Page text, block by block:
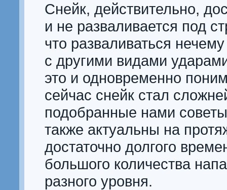
Снейк, действительно,
и не разваливается под
что разваливаться
с другими видами
это и одновременно
сейчас снейк стал
подобранные нами
также актуальны на
достаточно долгого
большого количества
разного уровня.